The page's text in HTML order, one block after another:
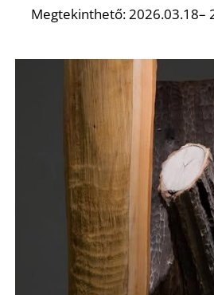
Megtekinthető: 2026.03.18–